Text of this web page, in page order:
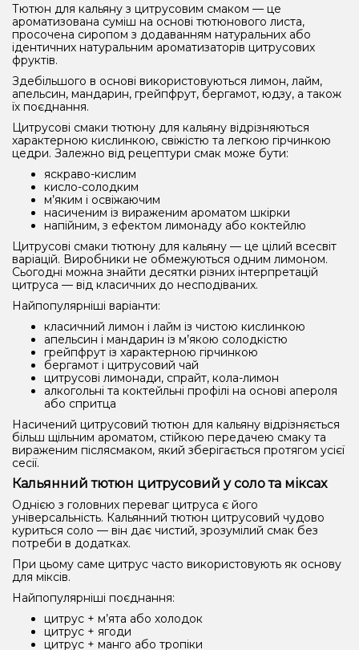
Тютюн для кальяну з цитрусовим смаком — це
ароматизована суміш на основі тютюнового листа,
просочена сиропом з додаванням натуральних або
ідентичних натуральним ароматизаторів цитрусових
фруктів.
Здебільшого в основі використовуються лимон, лайм,
апельсин, мандарин, грейпфрут, бергамот, юдзу, а також
їх поєднання.
Цитрусові смаки тютюну для кальяну відрізняються
характерною кислинкою, свіжістю та легкою гірчинкою
цедри. Залежно від рецептури смак може бути:
яскраво-кислим
кисло-солодким
м’яким і освіжаючим
насиченим із вираженим ароматом шкірки
напійним, з ефектом лимонаду або коктейлю
Цитрусові смаки тютюну для кальяну — це цілий всесвіт
варіацій. Виробники не обмежуються одним лимоном.
Сьогодні можна знайти десятки різних інтерпретацій
цитруса — від класичних до несподіваних.
Найпопулярніші варіанти:
класичний лимон і лайм із чистою кислинкою
апельсин і мандарин із м’якою солодкістю
грейпфрут із характерною гірчинкою
бергамот і цитрусовий чай
цитрусові лимонади, спрайт, кола-лимон
алкогольні та коктейльні профілі на основі апероля
або спритца
Насичений цитрусовий тютюн для кальяну відрізняється
більш щільним ароматом, стійкою передачею смаку та
вираженим післясмаком, який зберігається протягом усієї
сесії.
Кальянний тютюн цитрусовий у соло та міксах
Однією з головних переваг цитруса є його
універсальність. Кальянний тютюн цитрусовий чудово
куриться соло — він дає чистий, зрозумілий смак без
потреби в додатках.
При цьому саме цитрус часто використовують як основу
для міксів.
Найпопулярніші поєднання:
цитрус + м’ята або холодок
цитрус + ягоди
цитрус + манго або тропіки